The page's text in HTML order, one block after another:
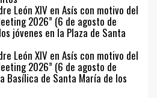
León XIV en Asís con motivo del
2026” (6 de agosto de
jóvenes en la Plaza de Santa
León XIV en Asís con motivo del
2026” (6 de agosto de
Basílica de Santa María de los